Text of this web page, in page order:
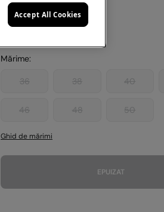
Culoare:bej
Mărime:
36 38 40
46 48 50
Ghid de mărimi
EPUIZAT
Accept All Cookies